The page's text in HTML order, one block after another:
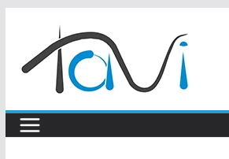
content